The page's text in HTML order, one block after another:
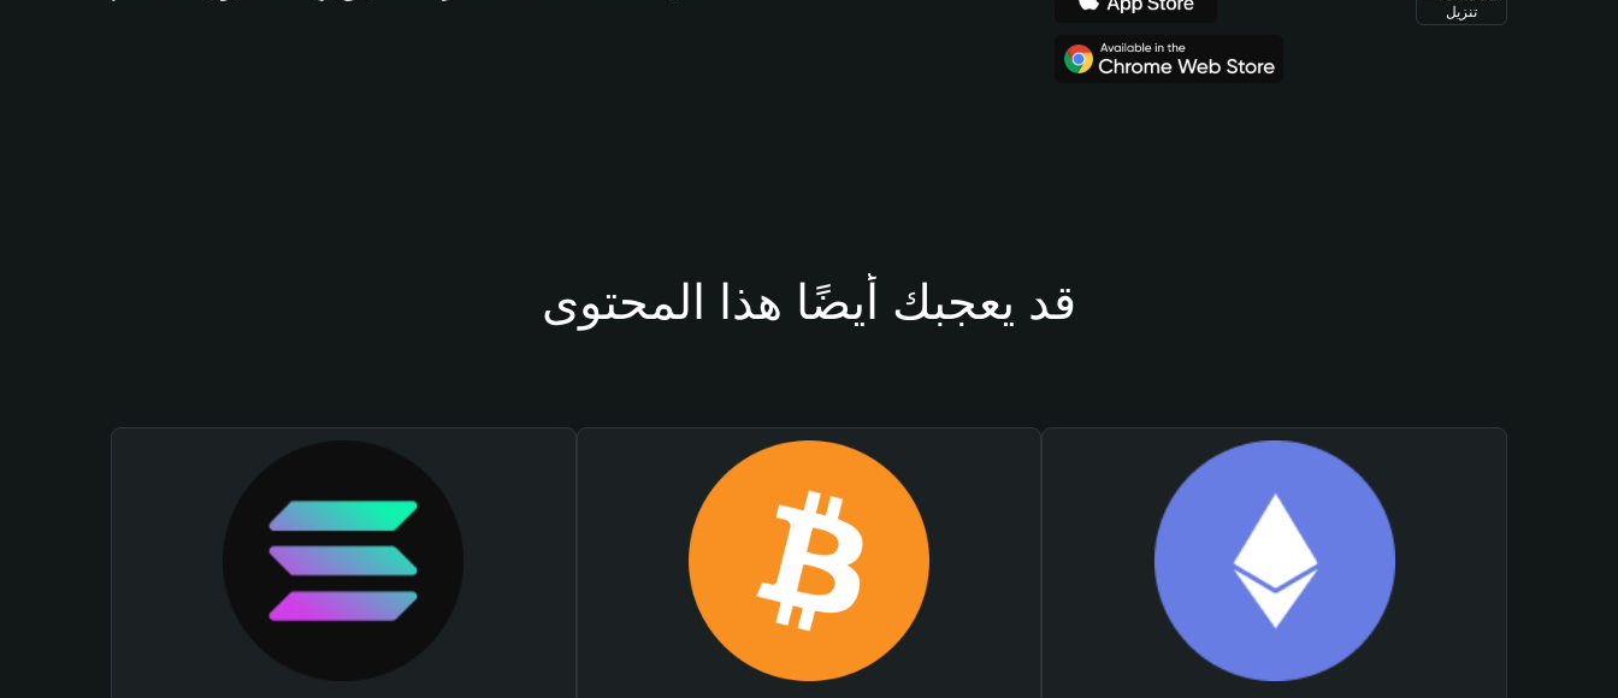
تنزيل
قد يعجبك أيضًا هذا المحتوى